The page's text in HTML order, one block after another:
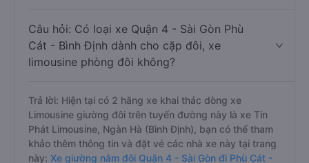
Câu hỏi: Có loại xe Quận 4 - Sài Gòn Phù
Cát - Bình Định dành cho cặp đôi, xe
limousine phòng đôi không?
Trả lời: Hiện tại có 2 hãng xe khai thác dòng xe
Limousine giường đôi trên tuyến đường này là xe Tín
Phát Limousine, Ngàn Hà (Bình Định), bạn có thể tham
khảo thêm thông tin và đặt vé các nhà xe này tại trang
này: Xe giường nằm đôi Quận 4 - Sài Gòn đi Phù Cát -